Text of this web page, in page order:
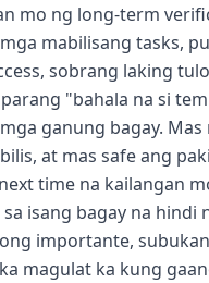
mo ng long-term
mabilisang tasks,
sobrang laking
"bahala na si
ganung bagay. Mas
at mas safe ang
time na kailangan
isang bagay na hindi
importante,
magulat ka kung